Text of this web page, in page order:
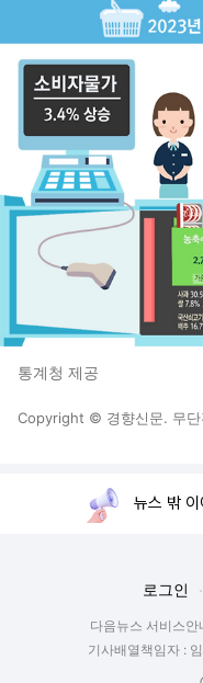
통계청 제공
Copyright © 경향신문. 무단
뉴스 밖 이
로그인
다음뉴스 서비스안
기사배열책임자 :